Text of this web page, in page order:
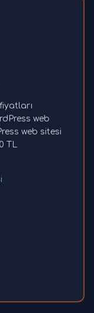
web
web sitesi
TL